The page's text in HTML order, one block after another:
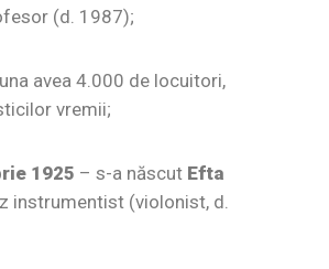
(d. 1987);
avea 4.000 de locuitori,
vremii;
1925 – s-a născut Efta
instrumentist (violonist, d.